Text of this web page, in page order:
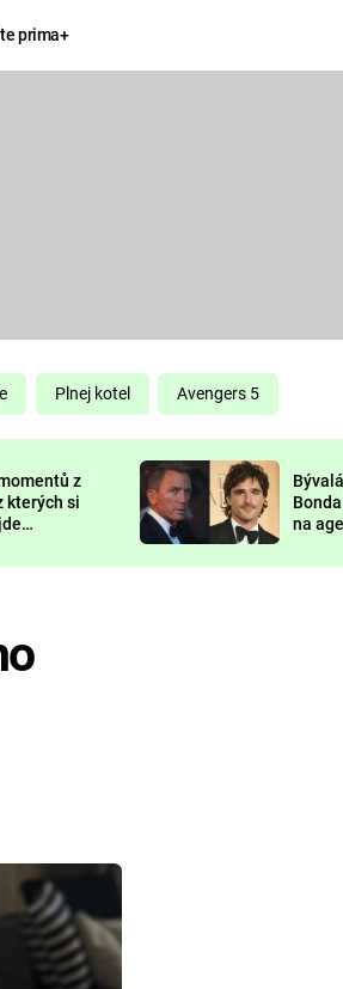
prima+
KOMEDIE
CHUCK
NORRIS
DEADPOOL
Plnej kotel Avengers 5
z
kterých si
na